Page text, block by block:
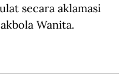
secara aklamasi
Wanita.